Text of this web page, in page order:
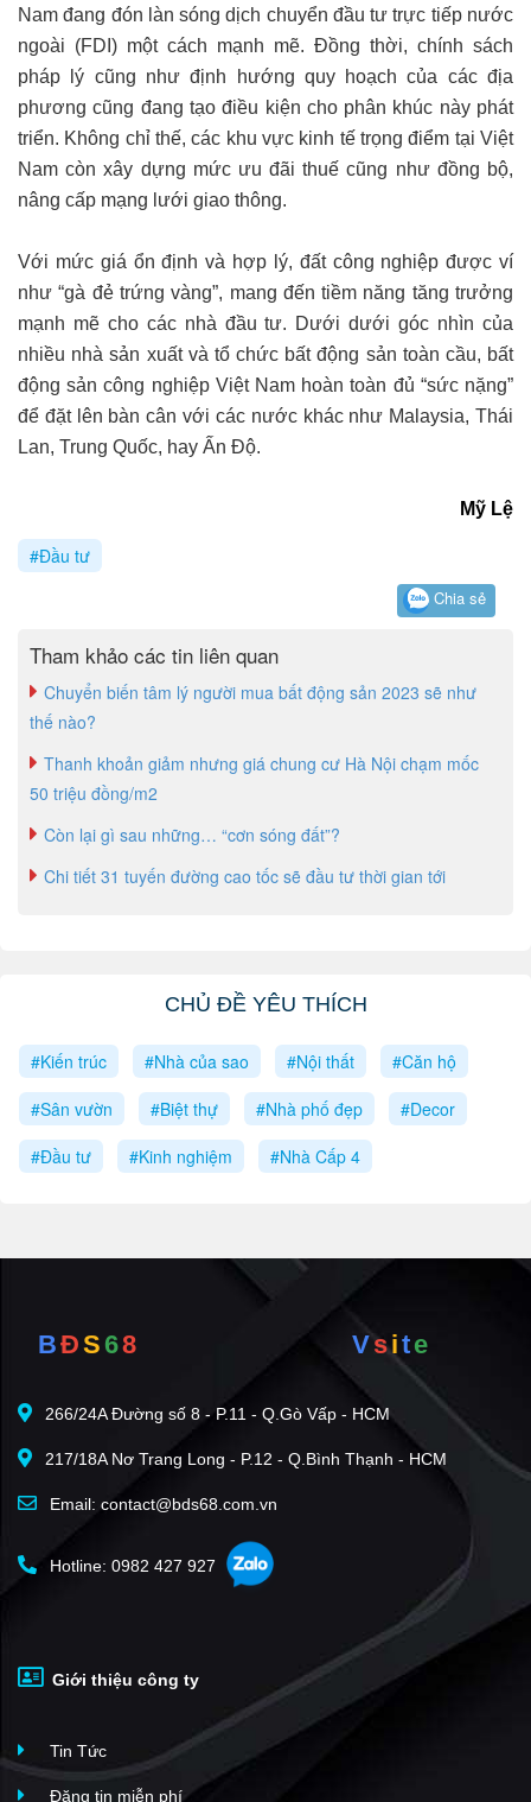
Nam đang đón làn sóng dịch chuyển đầu tư trực tiếp nước
ngoài (FDI) một cách mạnh mẽ. Đồng thời, chính sách
pháp lý cũng như định hướng quy hoạch của các địa
phương cũng đang tạo điều kiện cho phân khúc này phát
triển. Không chỉ thế, các khu vực kinh tế trọng điểm tại Việt
Nam còn xây dựng mức ưu đãi thuế cũng như đồng bộ,
nâng cấp mạng lưới giao thông.
Với mức giá ổn định và hợp lý, đất công nghiệp được ví
như “gà đẻ trứng vàng”, mang đến tiềm năng tăng trưởng
mạnh mẽ cho các nhà đầu tư. Dưới dưới góc nhìn của
nhiều nhà sản xuất và tổ chức bất động sản toàn cầu, bất
động sản công nghiệp Việt Nam hoàn toàn đủ “sức nặng”
để đặt lên bàn cân với các nước khác như Malaysia, Thái
Lan, Trung Quốc, hay Ấn Độ.
Mỹ Lệ
#Đầu tư
Chia sẻ
Tham khảo các tin liên quan
Chuyển biến tâm lý người mua bất động sản 2023 sẽ như
thế nào?
Thanh khoản giảm nhưng giá chung cư Hà Nội chạm mốc
50 triệu đồng/m2
Còn lại gì sau những… “cơn sóng đất”?
Chi tiết 31 tuyến đường cao tốc sẽ đầu tư thời gian tới
CHỦ ĐỀ YÊU THÍCH
#Kiến trúc #Nhà của sao #Nội thất
#Căn hộ
#Sân vườn
#Biệt thự #Nhà phố đẹp
#Decor
#Đầu tư
#Kinh nghiệm #Nhà Cấp 4
BĐS68 Vsite
266/24A Đường số 8 - P.11 - Q.Gò Vấp - HCM
217/18A Nơ Trang Long - P.12 - Q.Bình Thạnh - HCM
Email: contact@bds68.com.vn
Hotline: 0982 427 927
Giới thiệu công ty
Tin Tức
Đăng tin miễn phí